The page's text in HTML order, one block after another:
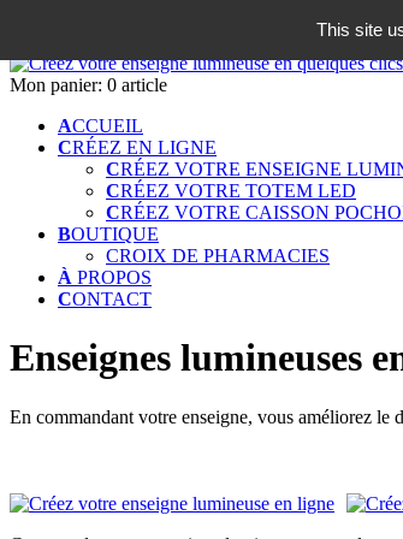
Mon panier: 0 article
ACCUEIL
CRÉEZ EN LIGNE
CRÉEZ VOTRE ENSEIGNE
CRÉEZ VOTRE TOTEM LED
CRÉEZ VOTRE CAISSON
BOUTIQUE
CROIX DE PHARMACIES
À PROPOS
CONTACT
Enseignes lumineuses
En commandant votre enseigne, vous améliorez le
This site